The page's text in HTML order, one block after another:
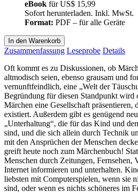
eBook fürUS$ 15,99
Sofort herunterladen. Inkl. MwSt.
Format: PDF – für alle Geräte
In den Warenkorb
Zusammenfassung Leseprobe Details
Oft kommt es zu Diskussionen, ob
altmodisch seien, ebenso grausam und
vernunftfeindlich, eine „Welt der
Begründung für diesen Standpunkt wird
Märchen eine Gesellschaft präsentieren,
existiert. Außerdem gibt es genügend
„Unterhaltung“, die für das Kind und
sind, und die sich allein durch Technik
mit den Ansprüchen der Menschen
greift heute noch zum Märchenbuch!
Menschen durch Zeitungen, Fernsehen,
Internet informieren und unterhalten.
liebsten mit Computerspielen, wenn sie
sind, oder wenn es nichts schöneres im